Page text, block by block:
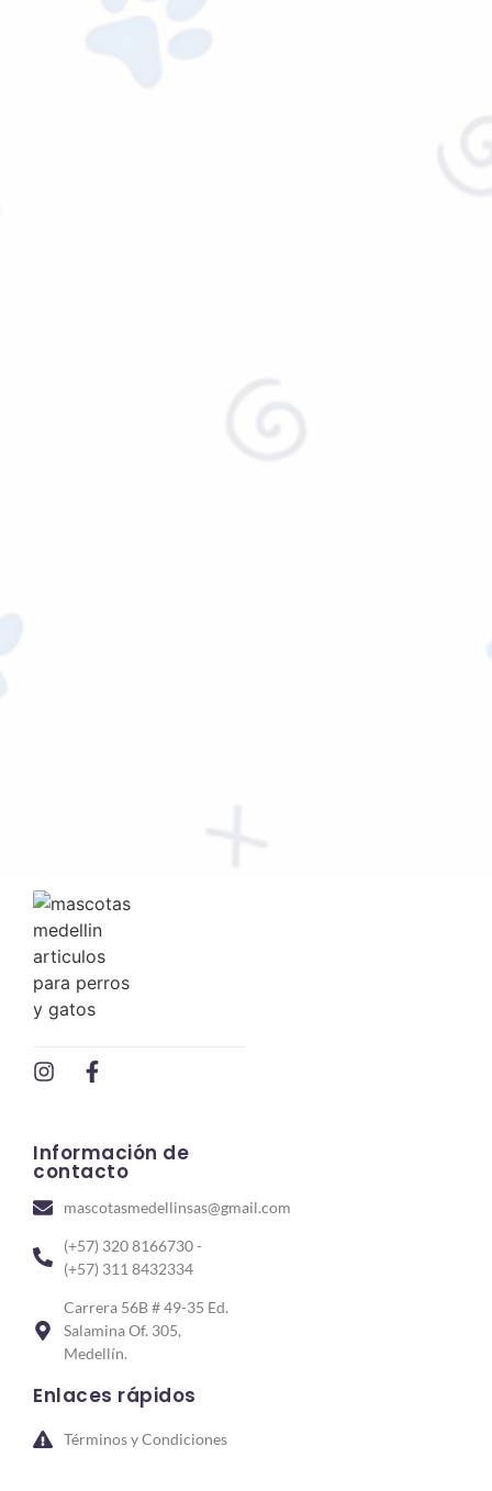
Información de
contacto
mascotasmedellinsas@gmail.com
(+57) 320 8166730 -
(+57) 311 8432334
Carrera 56B # 49-35 Ed.
Salamina Of. 305,
Medellín.
Enlaces rápidos
Términos y Condiciones